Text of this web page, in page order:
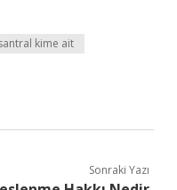
kime ait
Sonraki Yazı